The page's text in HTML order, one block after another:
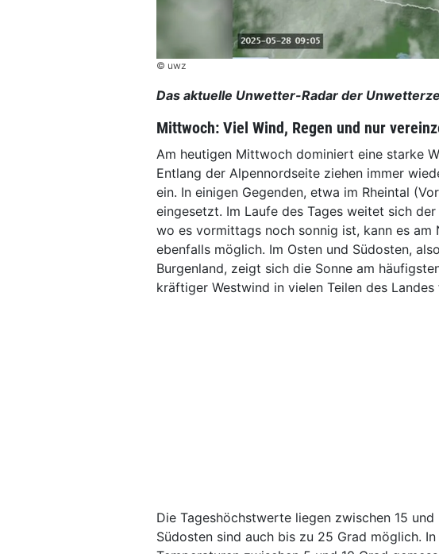
© uwz
Das aktuelle Unwetter-Radar der
Mittwoch: Viel Wind, Regen und nur
Am heutigen Mittwoch dominiert eine starke
Entlang der Alpennordseite ziehen immer
ein. In einigen Gegenden, etwa im Rheintal
eingesetzt. Im Laufe des Tages weitet sich
wo es vormittags noch sonnig ist, kann es am
ebenfalls möglich. Im Osten und Südosten,
Burgenland, zeigt sich die Sonne am
kräftiger Westwind in vielen Teilen des
Die Tageshöchstwerte liegen zwischen 15
Südosten sind auch bis zu 25 Grad möglich.